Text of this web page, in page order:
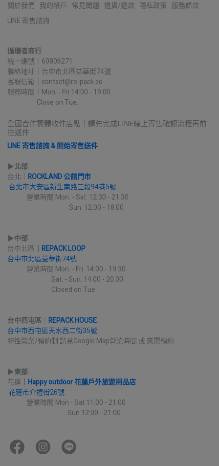
關於我們 我的帳戶 常見問題 退貨/退款 隱私政策 服務條款
LINE 寄售諮詢
循環者商行
統一編號｜60806271
聯絡地址｜台中市北區益華街74號
客服信箱｜contact@re-pack.co
服務時間｜Mon. - Fri 14:00 - 19:00
Close on Tue.
全國合作實體收件店點｜請先完成LINE線上寄售確認流程再前
往送件
LINE 寄售諮詢 & 開始寄售送件
▶︎北部
台北｜ ROCKLAND 公館門市
台北市大安區新生南路三段94巷5號
營業時間 Mon. - Sat. 12:30 - 21:30
Sun. 12:00 - 18:00
▶︎中部
台中北區
REPACK LOOP
台中市北區益華街74號
營業時間 Mon. - Fri. 14:00 - 19:30
Sat. - Sun. 14:00 - 20:00
Closed on Tue.
台中西屯區
REPACK HOUSE
台中市西屯區天水西二街35號
彈性營業/預約制 請見Google Map營業時間 或 來電預約
▶︎東部
花蓮
Happy outdoor 花蓮戶外旅遊用品店
花蓮市介禮街26號
營業時間 Mon - Sat 11:00 - 21:00
Sun 12:00 - 21:00